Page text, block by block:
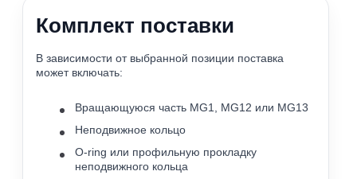
Комплект поставки
В зависимости от выбранной позиции поставка
может включать:
Вращающуюся часть MG1, MG12 или MG13
Неподвижное кольцо
O-ring или профильную прокладку
неподвижного кольца